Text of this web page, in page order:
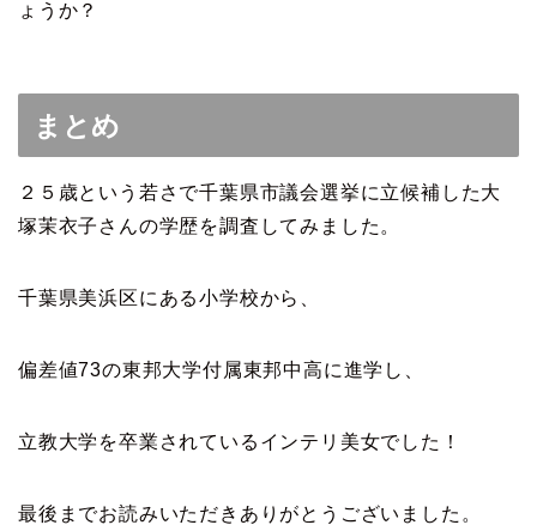
ょうか？
まとめ
２５歳という若さで千葉県市議会選挙に立候補した大
塚茉衣子さんの学歴を調査してみました。
千葉県美浜区にある小学校から、
偏差値73の東邦大学付属東邦中高に進学し、
立教大学を卒業されているインテリ美女でした！
最後までお読みいただきありがとうございました。